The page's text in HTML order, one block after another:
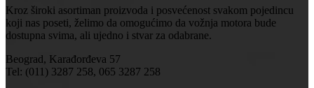
Kroz široki asortiman proizvoda i posvećenost svakom pojedincu
koji nas poseti, želimo da omogućimo da vožnja motora bude
dostupna svima, ali ujedno i stvar za odabrane.
Beograd, Karađorđeva 57
Tel: (011) 3287 258, 065 3287 258